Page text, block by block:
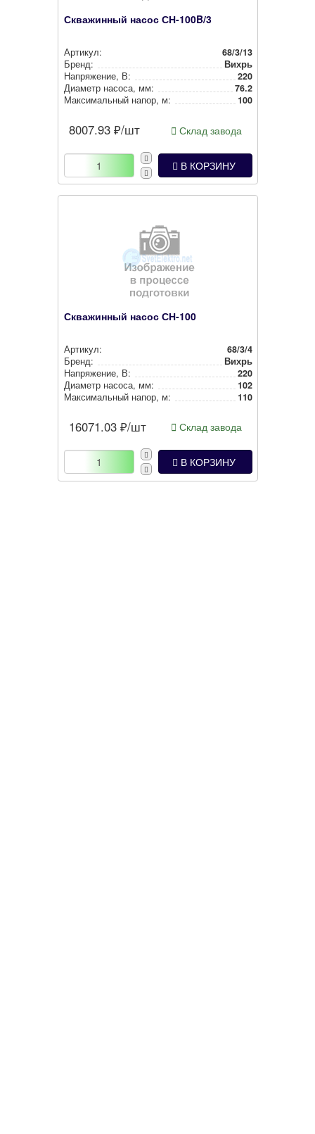
Скважинный насос СН-100B/3
Артикул:
68/3/13
Бренд:
Вихрь
Нап­ря­же­ние, В:
220
Диаметр насоса, мм:
76.2
Мак­си­маль­ный напор, м:
100
8007.93 ₽/шт Склад завода
В КОРЗИНУ
Скважинный насос СН-100
Артикул:
68/3/4
Бренд:
Вихрь
Нап­ря­же­ние, В:
220
Диаметр насоса, мм:
102
Мак­си­маль­ный напор, м:
110
16071.03 ₽/шт Склад завода
В КОРЗИНУ